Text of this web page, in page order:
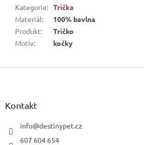
Kategorie: Trička
Materiál:
100% bavlna
Produkt:
Tričko
Motiv: kočky
Z
Kontakt
info@destinypet.cz
607 604 654